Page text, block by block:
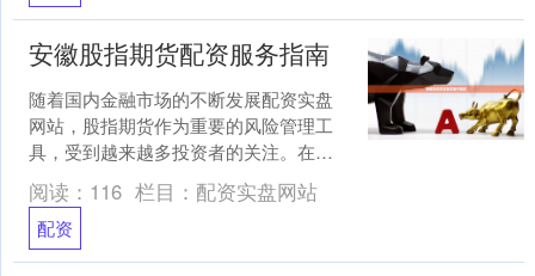
安徽股指期货配资服务指南
随着国内金融市场的不断发展配资实盘
网站，股指期货作为重要的风险管理工
具，受到越来越多投资者的关注。在安
徽地区，股指期货配资服务也逐渐成为
部分投资者扩大资金使用效....
阅读： 116 栏目： 配资实盘网站
配资